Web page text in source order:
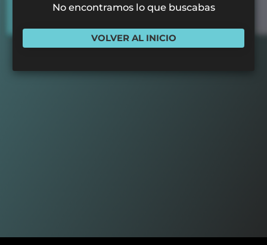
No encontramos lo que buscabas
VOLVER AL INICIO